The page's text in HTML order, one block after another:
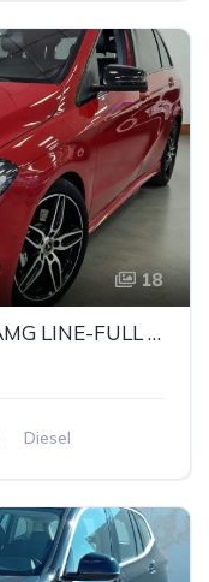
18
MERCEDES B220CDI 177CV AMG LINE-FULL EQUIP
Diesel